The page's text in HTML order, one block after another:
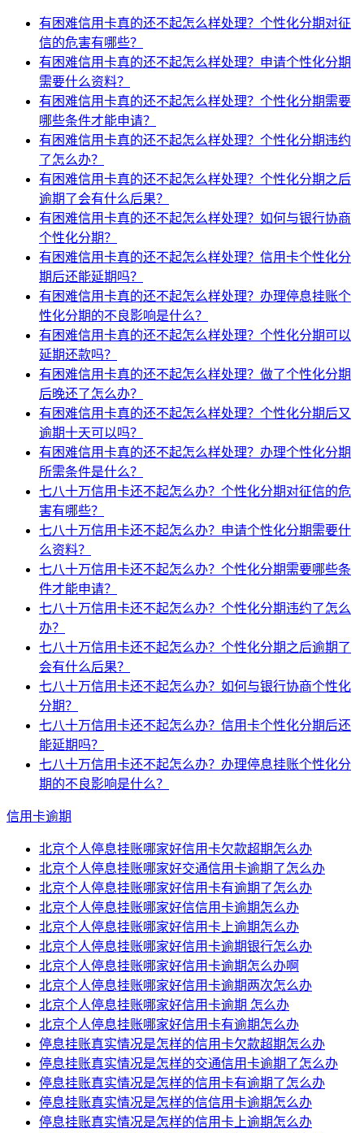
有困难信用卡真的还不起怎么样处理？个性化分期对征
信的危害有哪些？
有困难信用卡真的还不起怎么样处理？申请个性化分期
需要什么资料？
有困难信用卡真的还不起怎么样处理？个性化分期需要
哪些条件才能申请？
有困难信用卡真的还不起怎么样处理？个性化分期违约
了怎么办？
有困难信用卡真的还不起怎么样处理？个性化分期之后
逾期了会有什么后果？
有困难信用卡真的还不起怎么样处理？如何与银行协商
个性化分期？
有困难信用卡真的还不起怎么样处理？信用卡个性化分
期后还能延期吗？
有困难信用卡真的还不起怎么样处理？办理停息挂账个
性化分期的不良影响是什么？
有困难信用卡真的还不起怎么样处理？个性化分期可以
延期还款吗？
有困难信用卡真的还不起怎么样处理？做了个性化分期
后晚还了怎么办？
有困难信用卡真的还不起怎么样处理？个性化分期后又
逾期十天可以吗？
有困难信用卡真的还不起怎么样处理？办理个性化分期
所需条件是什么？
七八十万信用卡还不起怎么办？个性化分期对征信的危
害有哪些？
七八十万信用卡还不起怎么办？申请个性化分期需要什
么资料？
七八十万信用卡还不起怎么办？个性化分期需要哪些条
件才能申请？
七八十万信用卡还不起怎么办？个性化分期违约了怎么
办？
七八十万信用卡还不起怎么办？个性化分期之后逾期了
会有什么后果？
七八十万信用卡还不起怎么办？如何与银行协商个性化
分期？
七八十万信用卡还不起怎么办？信用卡个性化分期后还
能延期吗？
七八十万信用卡还不起怎么办？办理停息挂账个性化分
期的不良影响是什么？
信用卡逾期
北京个人停息挂账哪家好信用卡欠款超期怎么办
北京个人停息挂账哪家好交通信用卡逾期了怎么办
北京个人停息挂账哪家好信用卡有逾期了怎么办
北京个人停息挂账哪家好信信用卡逾期怎么办
北京个人停息挂账哪家好信用卡上逾期怎么办
北京个人停息挂账哪家好信用卡逾期银行怎么办
北京个人停息挂账哪家好信用卡逾期怎么办啊
北京个人停息挂账哪家好信用卡逾期两次怎么办
北京个人停息挂账哪家好信用卡逾期 怎么办
北京个人停息挂账哪家好信用卡有逾期怎么办
停息挂账真实情况是怎样的信用卡欠款超期怎么办
停息挂账真实情况是怎样的交通信用卡逾期了怎么办
停息挂账真实情况是怎样的信用卡有逾期了怎么办
停息挂账真实情况是怎样的信信用卡逾期怎么办
停息挂账真实情况是怎样的信用卡上逾期怎么办